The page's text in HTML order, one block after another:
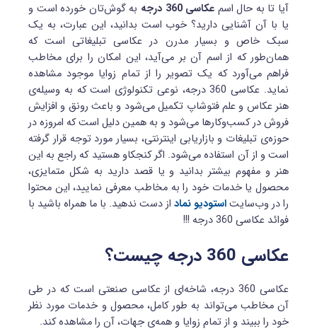
آیا تا به حال اسم عکاسی 360 درجه
به گوش‌تان خورده است و
یا با آن آشنایی دارید؟ خوب است بدانید، این عبارت، به یک
سبک خاص و بسیار مدرن در عکاسی تبلیغاتی است که
همان‌طور که از اسم آن بر می‌آید، این امکان را برای مخاطب
فراهم می‌آورد که یک تصویر را از تمام زوایا موجود مشاهده
نماید. عکاسی 360 درجه، نوعی تکنولوژی است که به وسیله‌ی
هنر عکاس و علم فتوشاپ تکمیل می‌شود و باعث رونق و افزایش
فروش در کسب‌وکارها می‌شود و به همین دلیل است که امروزه در
حوزه‌ی تبلیغات و بازاریابی اینترنتی، بسیار مورد توجه قرار گرفته
است و از آن استفاده می‌شود. اگر کنجکاو هستید که راجع به این
هنر و مفهوم بیشتر بدانید و یا قصد دارید به شکل متمایزی،
محصول یا خدمات خود را به مخاطب معرفی نمایید، این محتوا
را در وب‌سایتاستودیو نماد از دست ندهید. با ما همراه باشید با
فوائد عکاسی 360 درجه !!!
عکاسی 360 درجه چیست؟
عکاسی 360 درجه، شاخه‌ای از عکاسی صنعتی است که در طی
آن مخاطب می‌تواند به طور کامل، محصول و خدمات مورد نظر
خود را ببیند و از تمام زوایا و همه‌ی جهات، آن را مشاهده کند.